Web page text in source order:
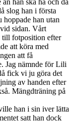
han ska ha och då
slog han i första
hoppade han utan
sidan. Vårt
till fotposition efter
att köra med
att få
Jag nämnde för Lili
fick vi ju göra det
av handen efter
Mängdträning på
han i sin iver lätta
satt han dock